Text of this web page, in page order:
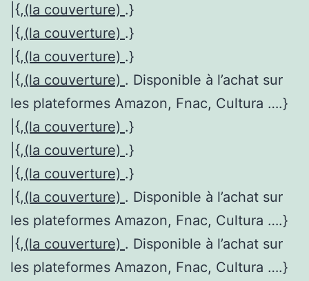
|{,(la couverture) .}
|{,(la couverture) .}
|{,(la couverture) .}
|{,(la couverture) . Disponible à l’achat sur
les plateformes Amazon, Fnac, Cultura ….}
|{,(la couverture) .}
|{,(la couverture) .}
|{,(la couverture) .}
|{,(la couverture) . Disponible à l’achat sur
les plateformes Amazon, Fnac, Cultura ….}
|{,(la couverture) . Disponible à l’achat sur
les plateformes Amazon, Fnac, Cultura ….}